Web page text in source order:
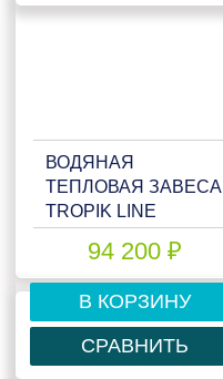
ВОДЯНАЯ
ТЕПЛОВАЯ ЗАВЕСА
TROPIK LINE
94 200 ₽
В КОРЗИНУ
СРАВНИТЬ